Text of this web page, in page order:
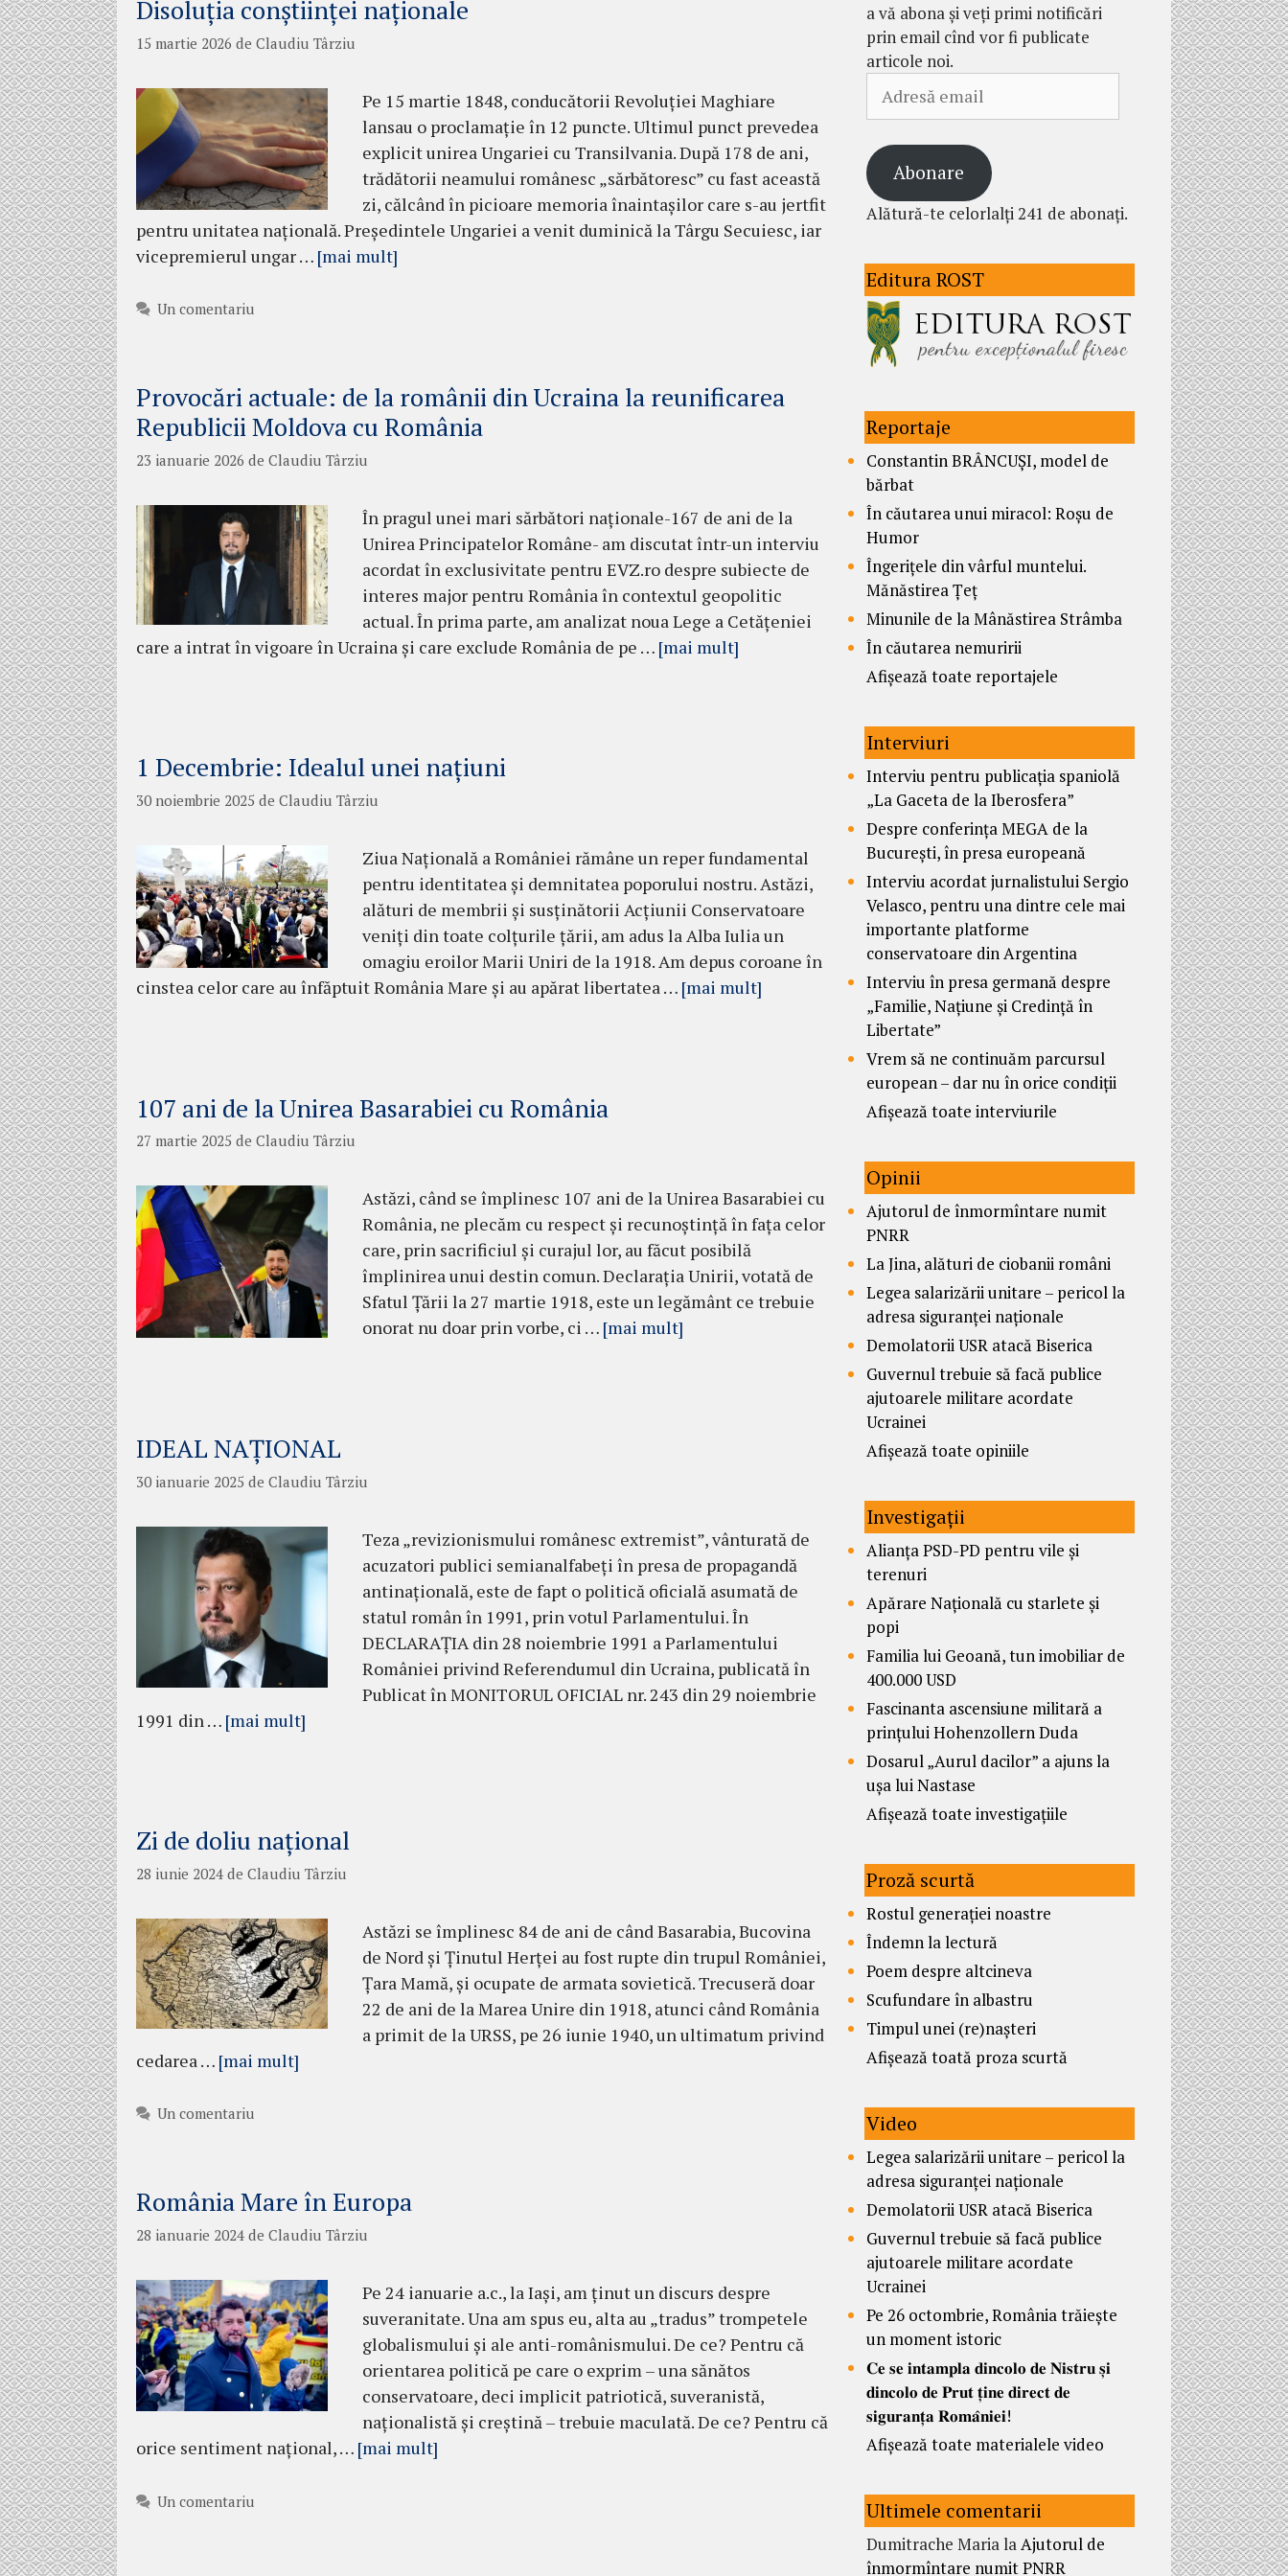
Disoluția conștiinței naționale
15 martie 2026 de Claudiu Târziu
Pe 15 martie 1848, conducătorii Revoluției Maghiare
lansau o proclamație în 12 puncte. Ultimul punct prevedea
explicit unirea Ungariei cu Transilvania. După 178 de ani,
trădătorii neamului românesc „sărbătoresc” cu fast această
zi, călcând în picioare memoria înaintașilor care s-au jertfit
pentru unitatea națională. Președintele Ungariei a venit duminică la Târgu Secuiesc, iar
vicepremierul ungar … [mai mult]
Un comentariu
Provocări actuale: de la românii din Ucraina la reunificarea
Republicii Moldova cu România
23 ianuarie 2026 de Claudiu Târziu
În pragul unei mari sărbători naționale-167 de ani de la
Unirea Principatelor Române- am discutat într-un interviu
acordat în exclusivitate pentru EVZ.ro despre subiecte de
interes major pentru România în contextul geopolitic
actual. În prima parte, am analizat noua Lege a Cetățeniei
care a intrat în vigoare în Ucraina și care exclude România de pe … [mai mult]
1 Decembrie: Idealul unei națiuni
30 noiembrie 2025 de Claudiu Târziu
Ziua Națională a României rămâne un reper fundamental
pentru identitatea și demnitatea poporului nostru. Astăzi,
alături de membrii și susținătorii Acțiunii Conservatoare
veniți din toate colțurile țării, am adus la Alba Iulia un
omagiu eroilor Marii Uniri de la 1918. Am depus coroane în
cinstea celor care au înfăptuit România Mare și au apărat libertatea … [mai mult]
107 ani de la Unirea Basarabiei cu România
27 martie 2025 de Claudiu Târziu
Astăzi, când se împlinesc 107 ani de la Unirea Basarabiei cu
România, ne plecăm cu respect și recunoștință în fața celor
care, prin sacrificiul și curajul lor, au făcut posibilă
împlinirea unui destin comun. Declarația Unirii, votată de
Sfatul Țării la 27 martie 1918, este un legământ ce trebuie
onorat nu doar prin vorbe, ci … [mai mult]
IDEAL NAȚIONAL
30 ianuarie 2025 de Claudiu Târziu
Teza „revizionismului românesc extremist”, vânturată de
acuzatori publici semianalfabeți în presa de propagandă
antinațională, este de fapt o politică oficială asumată de
statul român în 1991, prin votul Parlamentului. În
DECLARAŢIA din 28 noiembrie 1991 a Parlamentului
României privind Referendumul din Ucraina, publicată în
Publicat în MONITORUL OFICIAL nr. 243 din 29 noiembrie
1991 din … [mai mult]
Zi de doliu național
28 iunie 2024 de Claudiu Târziu
Astăzi se împlinesc 84 de ani de când Basarabia, Bucovina
de Nord și Ținutul Herței au fost rupte din trupul României,
Țara Mamă, și ocupate de armata sovietică. Trecuseră doar
22 de ani de la Marea Unire din 1918, atunci când România
a primit de la URSS, pe 26 iunie 1940, un ultimatum privind
cedarea … [mai mult]
Un comentariu
România Mare în Europa
28 ianuarie 2024 de Claudiu Târziu
Pe 24 ianuarie a.c., la Iași, am ținut un discurs despre
suveranitate. Una am spus eu, alta au „tradus” trompetele
globalismului și ale anti-românismului. De ce? Pentru că
orientarea politică pe care o exprim – una sănătos
conservatoare, deci implicit patriotică, suveranistă,
naționalistă și creștină – trebuie maculată. De ce? Pentru că
orice sentiment național, … [mai mult]
Un comentariu
a vă abona și veți primi notificări
prin email cînd vor fi publicate
articole noi.
email
Abonare
Alătură-te celorlalți 241 de abonați.
Editura ROST
Reportaje
Constantin BRÂNCUȘI, model de
bărbat
În căutarea unui miracol: Roșu de
Humor
Îngerițele din vârful muntelui.
Mănăstirea Țeț
Minunile de la Mânăstirea Strâmba
În căutarea nemuririi
Afișează toate reportajele
Interviuri
Interviu pentru publicația spaniolă
„La Gaceta de la Iberosfera”
Despre conferința MEGA de la
București, în presa europeană
Interviu acordat jurnalistului Sergio
Velasco, pentru una dintre cele mai
importante platforme
conservatoare din Argentina
Interviu în presa germană despre
„Familie, Națiune și Credință în
Libertate”
Vrem să ne continuăm parcursul
european – dar nu în orice condiții
Afișează toate interviurile
Opinii
Ajutorul de înmormîntare numit
PNRR
La Jina, alături de ciobanii români
Legea salarizării unitare – pericol la
adresa siguranței naționale
Demolatorii USR atacă Biserica
Guvernul trebuie să facă publice
ajutoarele militare acordate
Ucrainei
Afișează toate opiniile
Investigații
Alianța PSD-PD pentru vile și
terenuri
Apărare Națională cu starlete și
popi
Familia lui Geoană, tun imobiliar de
400.000 USD
Fascinanta ascensiune militară a
prințului Hohenzollern Duda
Dosarul „Aurul dacilor” a ajuns la
ușa lui Nastase
Afișează toate investigațiile
Proză scurtă
Rostul generației noastre
Îndemn la lectură
Poem despre altcineva
Scufundare în albastru
Timpul unei (re)nașteri
Afișează toată proza scurtă
Video
Legea salarizării unitare – pericol la
adresa siguranței naționale
Demolatorii USR atacă Biserica
Guvernul trebuie să facă publice
ajutoarele militare acordate
Ucrainei
Pe 26 octombrie, România trăiește
un moment istoric
𝐂𝐞 𝐬𝐞 𝐢𝐧𝐭𝐚𝐦𝐩𝐥𝐚 𝐝𝐢𝐧𝐜𝐨𝐥𝐨 𝐝𝐞 𝐍𝐢𝐬𝐭𝐫𝐮 𝐬̦𝐢
𝐝𝐢𝐧𝐜𝐨𝐥𝐨 𝐝𝐞 𝐏𝐫𝐮𝐭 𝐭̦𝐢𝐧𝐞 𝐝𝐢𝐫𝐞𝐜𝐭 𝐝𝐞
𝐬𝐢𝐠𝐮𝐫𝐚𝐧𝐭̦𝐚 𝐑𝐨𝐦𝐚̂𝐧𝐢𝐞𝐢!
Afișează toate materialele video
Ultimele comentarii
Dumitrache MarialaAjutorul de
înmormîntare numit PNRR